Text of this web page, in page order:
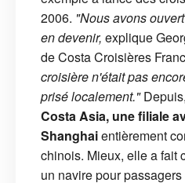
2006. "Nous avons
en devenir, explique
de Costa Croisières
croisière n'était pas
prisé localement."
Costa Asia, une filiale
Shanghaientièrement
chinois. Mieux, elle a fait
un navire pour